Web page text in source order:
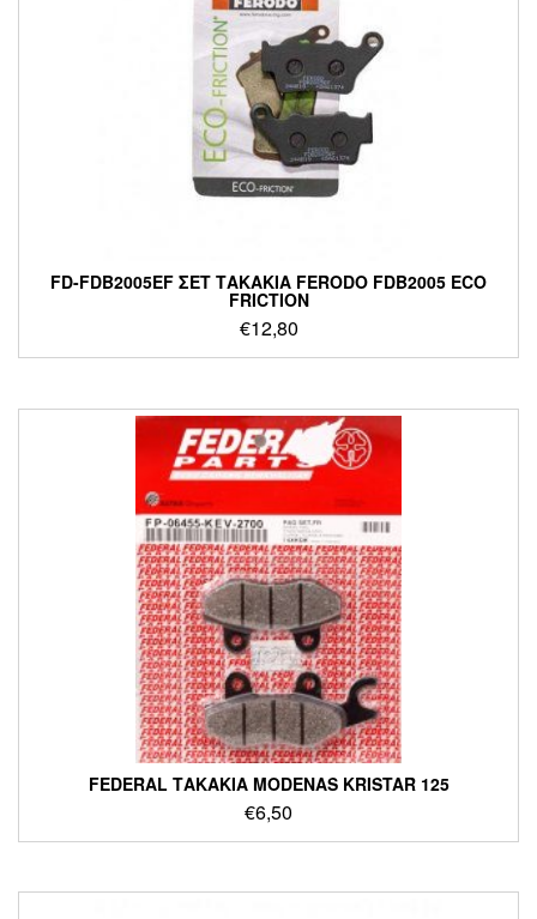
FD-FDB2005EF ΣΕΤ ΤΑΚΑΚΙΑ FERODO FDB2005 ECO
FRICTION
€12,80
FEDERAL ΤΑΚΑΚΙΑ MODENAS KRISTAR 125
€6,50